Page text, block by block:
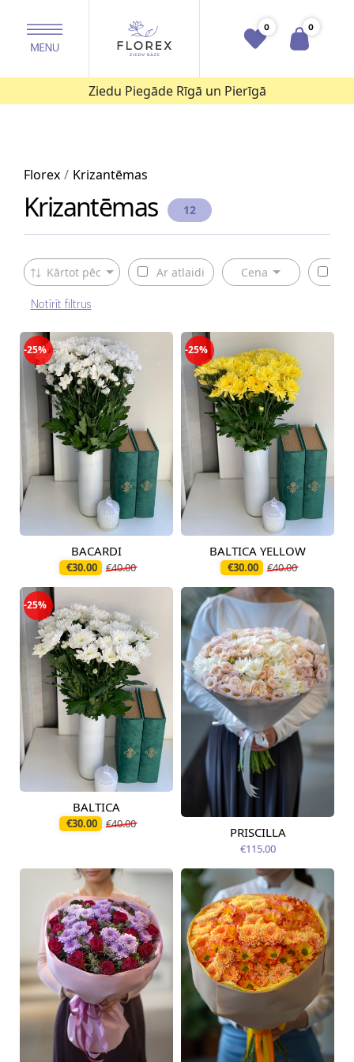
0 0
Ziedu Piegāde Rīgā un Pierīgā
Florex Krizantēmas
Krizantēmas 12
Kārtot pēc Ar atlaidi Cena
Notīrīt filtrus
-25%
Pieejams šodien
BACARDI
€30.00 €40.00
-25%
Pieejams šodien
BALTICA YELLOW
€30.00 €40.00
-25%
Pieejams šodien
BALTICA
€30.00 €40.00
Pieejams šodien
PRISCILLA
€115.00